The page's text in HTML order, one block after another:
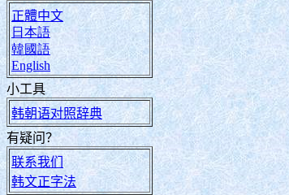
正體中文
日本語
韓國語
English
小工具
韩朝语对照辞典
有疑问？
联系我们
韩文正字法